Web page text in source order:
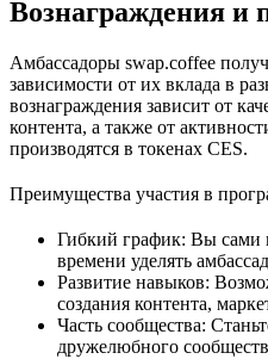
Вознаграждения и
Амбассадоры swap.coffee
зависимости от их вклада в
вознаграждения зависит от
контента, а также от
производятся в токенах CES.
Преимущества участия в
Гибкий график: Вы сами
времени уделять
Развитие навыков:
создания контента,
Часть сообщества:
дружелюбного